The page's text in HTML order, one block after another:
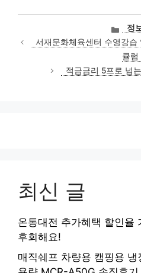
카
테
고
리
정
서재문화체육센터 수영강
큘럼
적금금리 5프로 넘
최신 글
온통대전 추가혜택 할인율
후회해요!
매직쉐프 차량용 캠핑용